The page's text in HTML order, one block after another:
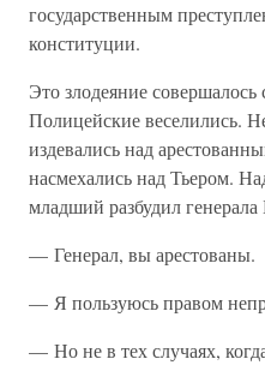
государственным
конституции.
Это злодеяние
Полицейские веселились.
издевались над
насмехались над Тьером.
младший разбудил генерала
— Генерал, вы арестованы.
— Я пользуюсь правом
— Но не в тех случаях,